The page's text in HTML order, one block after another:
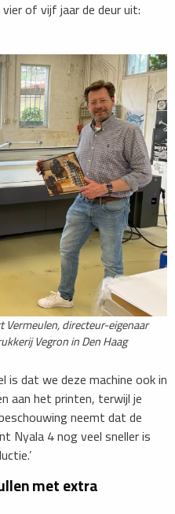
of vijf jaar de deur uit:
Vermeulen, directeur-eigenaar
Vegron in Den Haag
is dat we deze machine ook in
aan het printen, terwijl je
neemt dat de
Nyala 4 nog veel sneller is
met extra